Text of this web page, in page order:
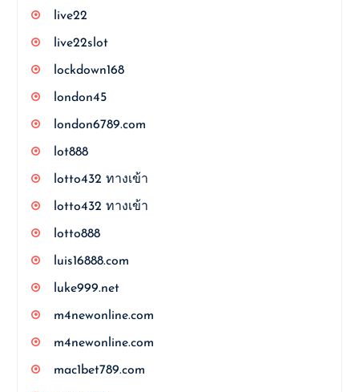
live22
live22slot
lockdown168
london45
london6789.com
lot888
lotto432 ทางเข้า
lotto432 ทางเข้า
lotto888
luis16888.com
luke999.net
m4newonline.com
m4newonline.com
mac1bet789.com